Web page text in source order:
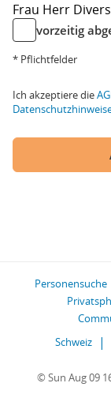
Frau Herr Divers
vorzeitig
* Pflichtfelder
Ich akzeptiere die
Personensuche
Schweiz
© Sun Aug 09